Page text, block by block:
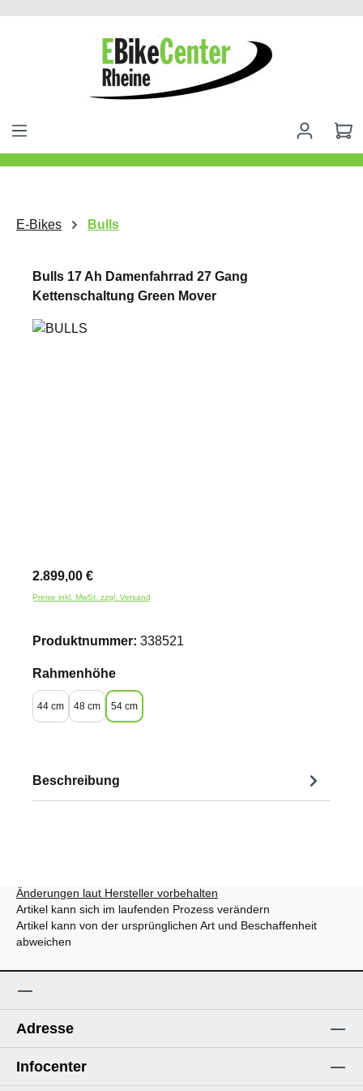
springen
E-Bikes Bulls
Bulls 17 Ah Damenfahrrad 27 Gang
Kettenschaltung Green Mover
2.899,00 €
Preise inkl. MwSt. zzgl. Versand
Produktnummer: 338521
Rahmenhöheauswählen
44 cm 48 cm 54 cm
Beschreibung
Änderungen laut Hersteller vorbehalten
Artikel kann sich im laufenden Prozess verändern
Artikel kann von der ursprünglichen Art und Beschaffenheit
abweichen
Adresse
Infocenter